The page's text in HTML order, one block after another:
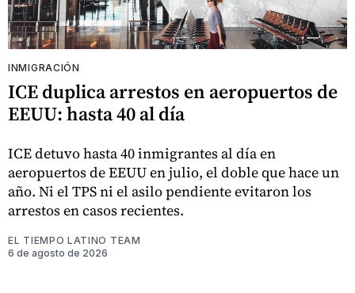
INMIGRACIÓN
ICE duplica arrestos en aeropuertos de
EEUU: hasta 40 al día
ICE detuvo hasta 40 inmigrantes al día en
aeropuertos de EEUU en julio, el doble que hace un
año. Ni el TPS ni el asilo pendiente evitaron los
arrestos en casos recientes.
EL TIEMPO LATINO TEAM
6 de agosto de 2026